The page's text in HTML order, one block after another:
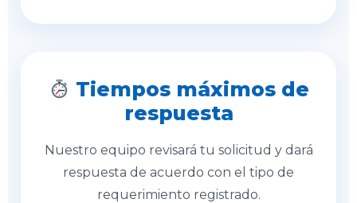
Tiempos máximos de
respuesta
Nuestro equipo revisará tu solicitud y dará
respuesta de acuerdo con el tipo de
requerimiento registrado.